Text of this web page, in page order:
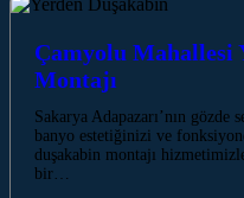
Çamyolu Mahallesi
Montajı
Sakarya Adapazarı’nın gözde
banyo estetiğinizi ve
duşakabin montajı
bir…